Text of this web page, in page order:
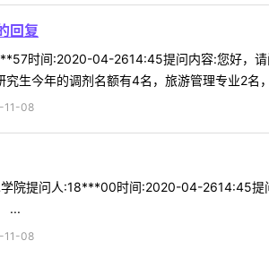
回复
时间:2020-04-2614:45提问内容:您好，
生今年的调剂名额有4名，旅游管理专业2名
11-08
院提问人:18***00时间:2020-04-2614:45提
...
11-08